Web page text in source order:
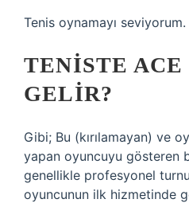
Tenis oynamayı seviyorum.
TENISTE
GELIR?
Gibi; Bu (kırılamayan) ve
yapan oyuncuyu gösteren
genellikle profesyonel
oyuncunun ilk hizmetinde